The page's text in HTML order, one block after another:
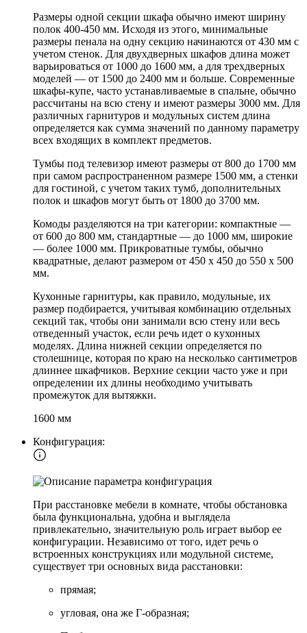
Размеры одной секции шкафа обычно имеют ширину
полок 400-450 мм. Исходя из этого, минимальные
размеры пенала на одну секцию начинаются от 430 мм с
учетом стенок. Для двухдверных шкафов длина может
варьироваться от 1000 до 1600 мм, а для трехдверных
моделей — от 1500 до 2400 мм и больше. Современные
шкафы-купе, часто устанавливаемые в спальне, обычно
рассчитаны на всю стену и имеют размеры 3000 мм. Для
различных гарнитуров и модульных систем длина
определяется как сумма значений по данному параметру
всех входящих в комплект предметов.
Тумбы под телевизор имеют размеры от 800 до 1700 мм
при самом распространенном размере 1500 мм, а стенки
для гостиной, с учетом таких тумб, дополнительных
полок и шкафов могут быть от 1800 до 3700 мм.
Комоды разделяются на три категории: компактные —
от 600 до 800 мм, стандартные — до 1000 мм, широкие
— более 1000 мм. Прикроватные тумбы, обычно
квадратные, делают размером от 450 х 450 до 550 х 500
мм.
Кухонные гарнитуры, как правило, модульные, их
размер подбирается, учитывая комбинацию отдельных
секций так, чтобы они занимали всю стену или весь
отведенный участок, если речь идет о кухонных
моделях. Длина нижней секции определяется по
столешнице, которая по краю на несколько сантиметров
длиннее шкафчиков. Верхние секции часто уже и при
определении их длины необходимо учитывать
промежуток для вытяжки.
1600 мм
Конфигурация:
При расстановке мебели в комнате, чтобы обстановка
была функциональна, удобна и выглядела
привлекательно, значительную роль играет выбор ее
конфигурации. Независимо от того, идет речь о
встроенных конструкциях или модульной системе,
существует три основных вида расстановки:
прямая;
угловая, она же Г-образная;